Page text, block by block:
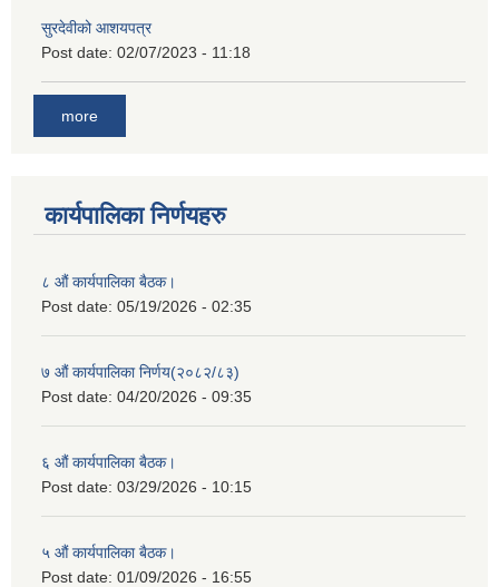
सुरदेवीको आशयपत्र
Post date: 02/07/2023 - 11:18
more
कार्यपालिका निर्णयहरु
८ औं कार्यपालिका बैठक।
Post date: 05/19/2026 - 02:35
७ औं कार्यपालिका निर्णय(२०८२/८३)
Post date: 04/20/2026 - 09:35
६ औं कार्यपालिका बैठक।
Post date: 03/29/2026 - 10:15
५ औं कार्यपालिका बैठक।
Post date: 01/09/2026 - 16:55